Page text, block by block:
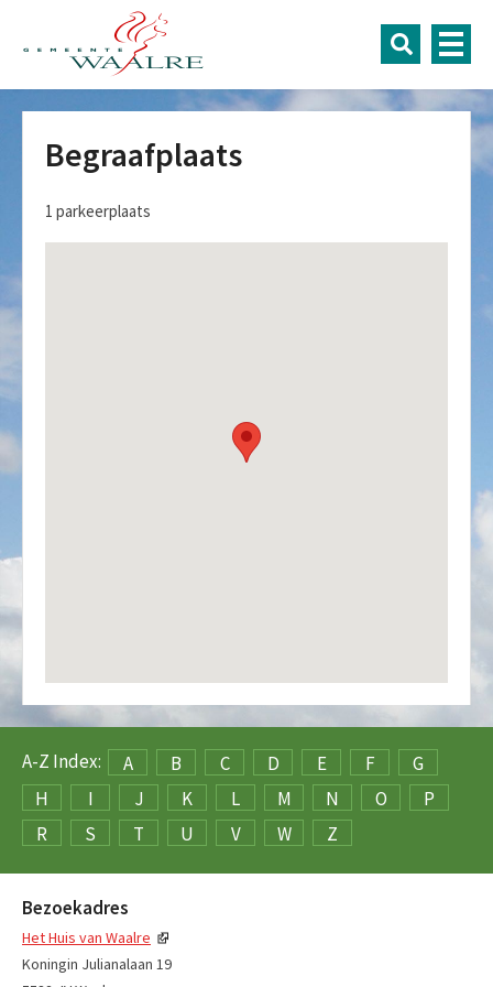
Begraafplaats
1 parkeerplaats
A-Z Index: A B C D E F
G
H
I J K L M N O
P
R
S T U V W Z
Bezoekadres
Het Huis van Waalre
Koningin Julianalaan 19